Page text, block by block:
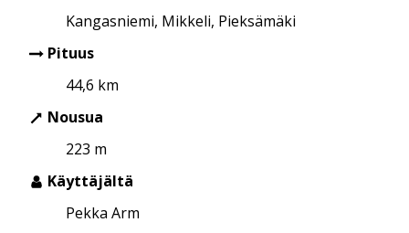
Kangasniemi, Mikkeli, Pieksämäki
Pituus
44,6 km
Nousua
223 m
Käyttäjältä
Pekka Arm